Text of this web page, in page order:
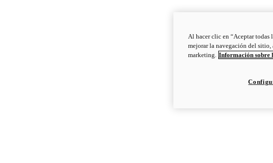
Al hacer clic en “Aceptar todas
mejorar la navegación del sitio,
marketing. Información sobre